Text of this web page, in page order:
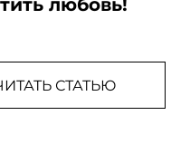
любовь!
СТАТЬЮ